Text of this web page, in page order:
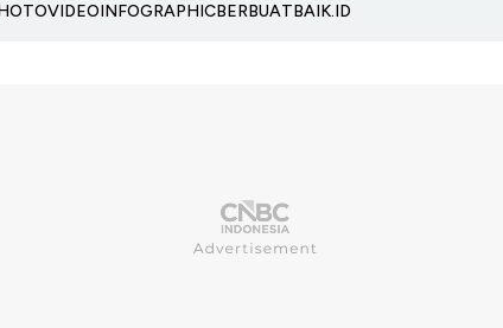
VIDEOINFOGRAPHICBERBUATBAIK.ID